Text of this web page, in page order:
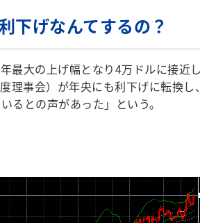
下げなんてするの？
最大の上げ幅となり4万ドルに接近
理事会）が年央にも利下げに転換し
るとの声があった」という。